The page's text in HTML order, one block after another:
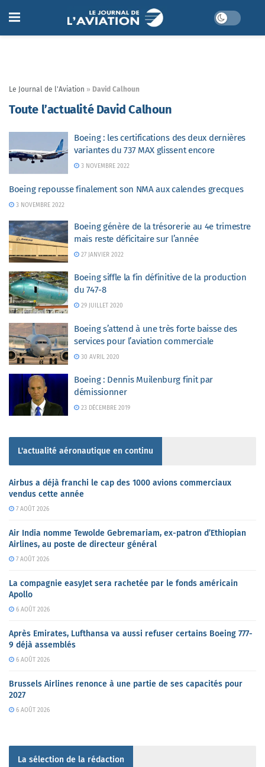
Le Journal de l'Aviation » David Calhoun
Toute l’actualité David Calhoun
Boeing : les certifications des deux dernières
variantes du 737 MAX glissent encore
3 NOVEMBRE 2022
Boeing repousse finalement son NMA aux calendes grecques
3 NOVEMBRE 2022
Boeing génère de la trésorerie au 4e trimestre
mais reste déficitaire sur l’année
27 JANVIER 2022
Boeing siffle la fin définitive de la production
du 747-8
29 JUILLET 2020
Boeing s’attend à une très forte baisse des
services pour l’aviation commerciale
30 AVRIL 2020
Boeing : Dennis Muilenburg finit par
démissionner
23 DÉCEMBRE 2019
L'actualité aéronautique en continu
Airbus a déjà franchi le cap des 1000 avions commerciaux
vendus cette année
7 AOÛT 2026
Air India nomme Tewolde Gebremariam, ex-patron d’Ethiopian
Airlines, au poste de directeur général
7 AOÛT 2026
La compagnie easyJet sera rachetée par le fonds américain
Apollo
6 AOÛT 2026
Après Emirates, Lufthansa va aussi refuser certains Boeing 777-
9 déjà assemblés
6 AOÛT 2026
Brussels Airlines renonce à une partie de ses capacités pour
2027
6 AOÛT 2026
La sélection de la rédaction